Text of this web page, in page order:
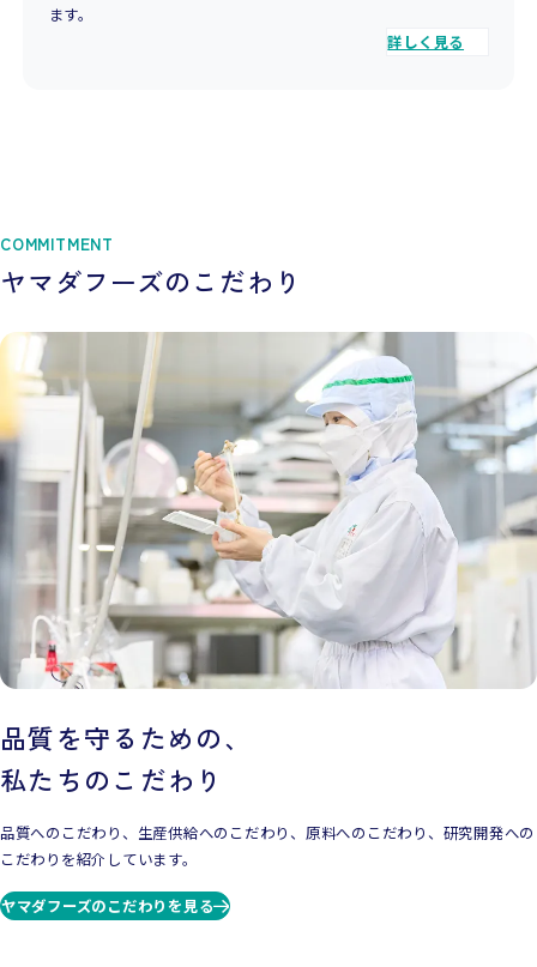
ます。
詳しく見る
COMMITMENT
ヤマダフーズのこだわり
品質を守るための、
私たちのこだわり
品質へのこだわり、生産供給へのこだわり、原料へのこだわり、研究開発への
こだわりを紹介しています。
ヤマダフーズのこだわりを見る